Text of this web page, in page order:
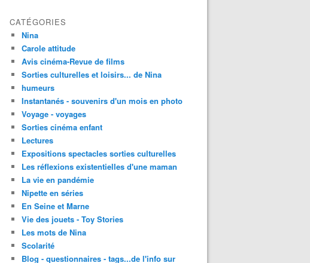
CATÉGORIES
Nina
Carole attitude
Avis cinéma-Revue de films
Sorties culturelles et loisirs... de Nina
humeurs
Instantanés - souvenirs d'un mois en photo
Voyage - voyages
Sorties cinéma enfant
Lectures
Expositions spectacles sorties culturelles
Les réflexions existentielles d'une maman
La vie en pandémie
Nipette en séries
En Seine et Marne
Vie des jouets - Toy Stories
Les mots de Nina
Scolarité
Blog - questionnaires - tags...de l'info sur